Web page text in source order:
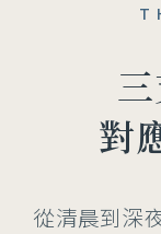
對
從清晨到深